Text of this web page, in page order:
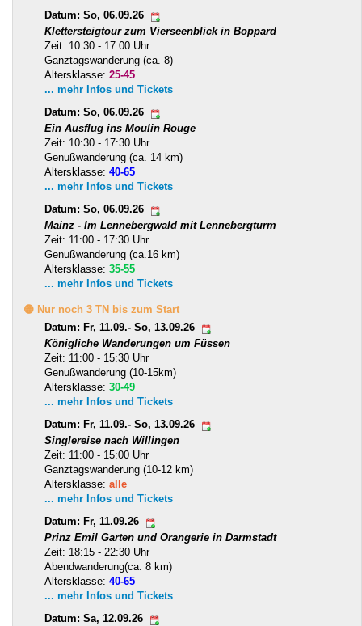
Datum: So, 06.09.26
Klettersteigtour zum Vierseenblick in Boppard
Zeit: 10:30 - 17:00 Uhr
Ganztagswanderung (ca. 8)
Altersklasse: 25-45
... mehr Infos und Tickets
Datum: So, 06.09.26
Ein Ausflug ins Moulin Rouge
Zeit: 10:30 - 17:30 Uhr
Genußwanderung (ca. 14 km)
Altersklasse: 40-65
... mehr Infos und Tickets
Datum: So, 06.09.26
Mainz - Im Lennebergwald mit Lennebergturm
Zeit: 11:00 - 17:30 Uhr
Genußwanderung (ca.16 km)
Altersklasse: 35-55
... mehr Infos und Tickets
🟡 Nur noch 3 TN bis zum Start
Datum: Fr, 11.09.- So, 13.09.26
Königliche Wanderungen um Füssen
Zeit: 11:00 - 15:30 Uhr
Genußwanderung (10-15km)
Altersklasse: 30-49
... mehr Infos und Tickets
Datum: Fr, 11.09.- So, 13.09.26
Singlereise nach Willingen
Zeit: 11:00 - 15:00 Uhr
Ganztagswanderung (10-12 km)
Altersklasse: alle
... mehr Infos und Tickets
Datum: Fr, 11.09.26
Prinz Emil Garten und Orangerie in Darmstadt
Zeit: 18:15 - 22:30 Uhr
Abendwanderung(ca. 8 km)
Altersklasse: 40-65
... mehr Infos und Tickets
Datum: Sa, 12.09.26